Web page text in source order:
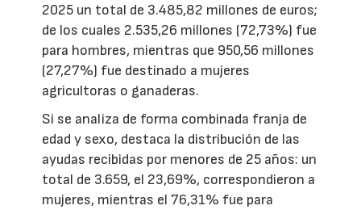
2025 un total de 3.485,82 millones de euros;
de los cuales 2.535,26 millones (72,73%) fue
para hombres, mientras que 950,56 millones
(27,27%) fue destinado a mujeres
agricultoras o ganaderas.
Si se analiza de forma combinada franja de
edad y sexo, destaca la distribución de las
ayudas recibidas por menores de 25 años: un
total de 3.659, el 23,69%, correspondieron a
mujeres, mientras el 76,31% fue para